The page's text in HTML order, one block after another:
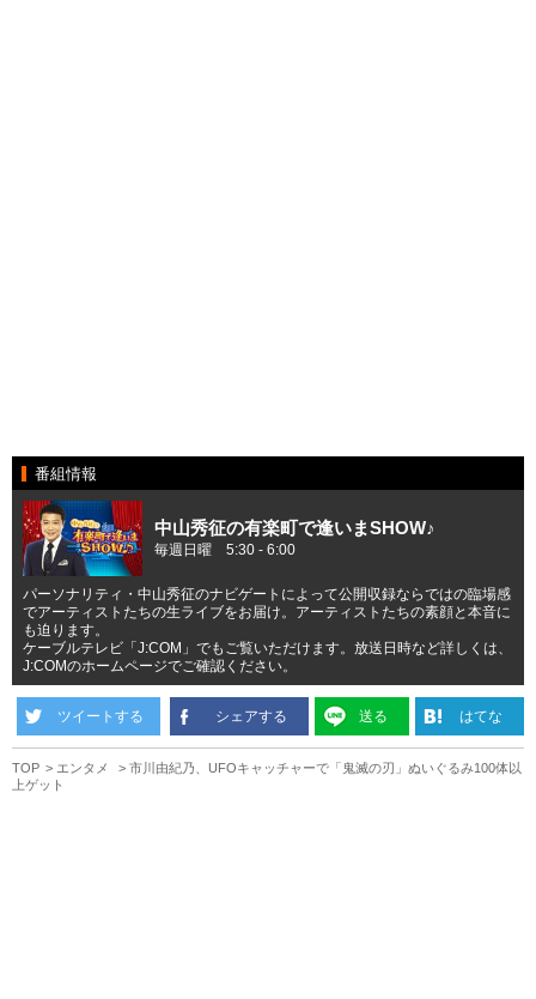
番組情報
中山秀征の有楽町で逢いまSHOW♪
毎週日曜 5:30 - 6:00
パーソナリティ・中山秀征のナビゲートによって公開収録ならではの臨場感
でアーティストたちの生ライブをお届け。アーティストたちの素顔と本音に
も迫ります。
ケーブルテレビ「J:COM」でもご覧いただけます。放送日時など詳しくは、
J:COMのホームページでご確認ください。
ツイートする シェアする 送る はてな
TOP エンタメ
市川由紀乃、UFOキャッチャーで「鬼滅の刃」ぬいぐるみ100体以
上ゲット